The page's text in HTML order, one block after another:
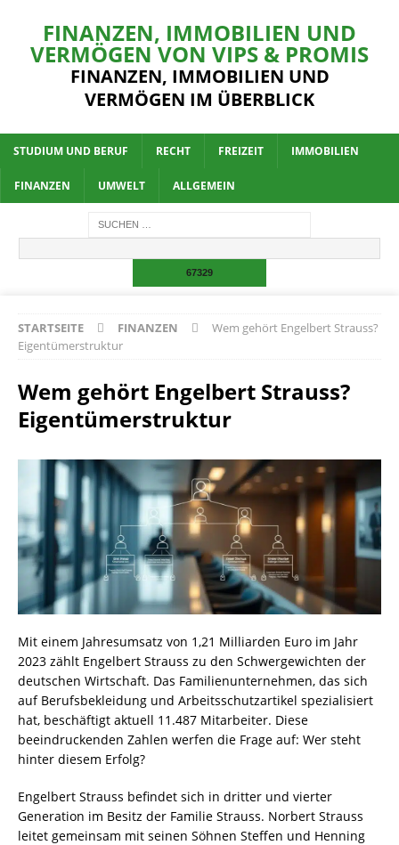
FINANZEN, IMMOBILIEN UND
VERMÖGEN VON VIPS & PROMIS
FINANZEN, IMMOBILIEN UND
VERMÖGEN IM ÜBERBLICK
STUDIUM UND BERUF RECHT FREIZEIT IMMOBILIEN
FINANZEN UMWELT ALLGEMEIN
STARTSEITE FINANZEN
Wem gehört Engelbert Strauss?
Eigentümerstruktur
Wem gehört Engelbert Strauss?
Eigentümerstruktur
Mit einem Jahresumsatz von 1,21 Milliarden Euro im Jahr
2023 zählt Engelbert Strauss zu den Schwergewichten der
deutschen Wirtschaft. Das Familienunternehmen, das sich
auf Berufsbekleidung und Arbeitsschutzartikel spezialisiert
hat, beschäftigt aktuell 11.487 Mitarbeiter. Diese
beeindruckenden Zahlen werfen die Frage auf: Wer steht
hinter diesem Erfolg?
Engelbert Strauss befindet sich in dritter und vierter
Generation im Besitz der Familie Strauss. Norbert Strauss
leitet gemeinsam mit seinen Söhnen Steffen und Henning